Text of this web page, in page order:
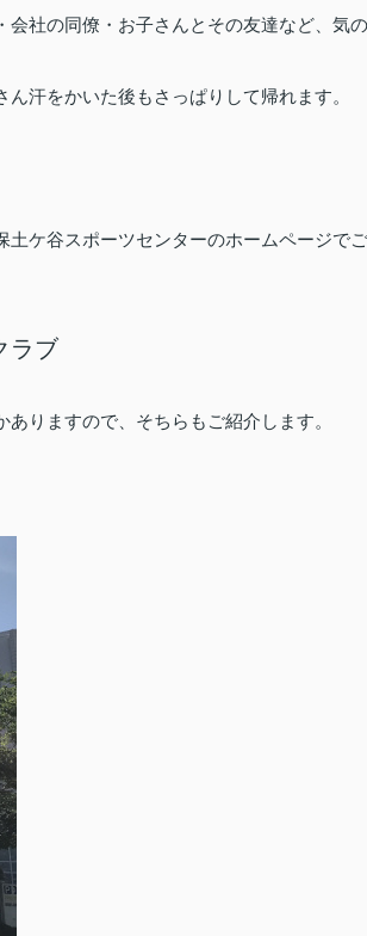
社の同僚・お子さんとその友達など、気の
汗をかいた後もさっぱりして帰れます。
ケ谷スポーツセンターのホームページでご
ラブ
りますので、そちらもご紹介します。